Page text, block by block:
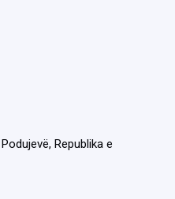
Republika e